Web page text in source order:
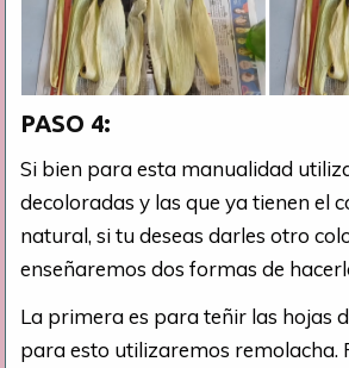
PASO 4:
Si bien para esta manualidad
decoloradas y las que ya tienen el
natural, si tu deseas darles otro
enseñaremos dos formas de
La primera es para teñir las hojas
para esto utilizaremos remolacha.